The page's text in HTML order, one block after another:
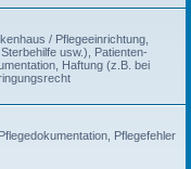
/ Pflegeeinrichtung,
usw.), Patienten-
Haftung (z.B. bei
Pflegefehler